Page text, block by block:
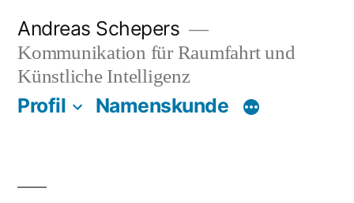
Inhalt
springen
Andreas Schepers
Kommunikation für Raumfahrt und
Künstliche Intelligenz
Profil Namenskunde